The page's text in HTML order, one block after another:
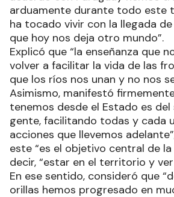
arduamente durante todo este
ha tocado vivir con la llegada
que hoy nos deja otro mundo”.
Explicó que “la enseñanza que
volver a facilitar la vida de las
que los ríos nos unan y no nos
Asimismo, manifestó
tenemos desde el Estado es del
gente, facilitando todas y cada
acciones que llevemos
este “es el objetivo central de la
decir, “estar en el territorio y
En ese sentido, consideró que
orillas hemos progresado en